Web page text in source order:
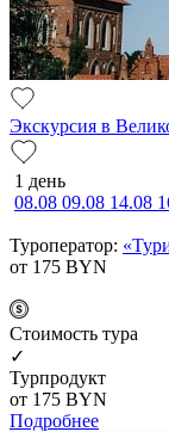
Экскурсия в
1 день
08.08 09.08 14.08
Туроператор:
от 175 BYN
Cтоимость тура
✓
Турпродукт
от 175 BYN
Подробнее